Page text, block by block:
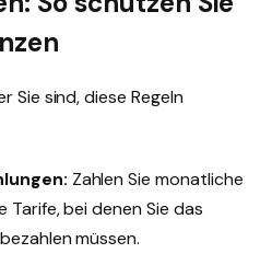
Sie sind, diese Regeln
Zahlen Sie monatliche
Tarife, bei denen Sie das
müssen.